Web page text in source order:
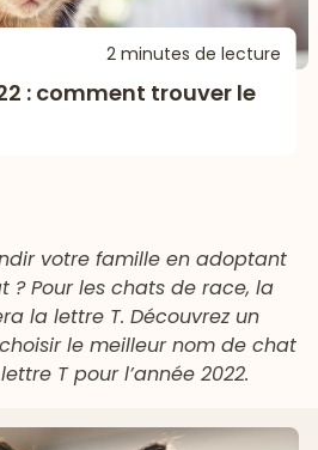
2 minutes de lecture
: comment trouver le
votre famille en adoptant
? Pour les chats de race, la
la lettre T. Découvrez un
le meilleur nom de chat
T pour l’année 2022.